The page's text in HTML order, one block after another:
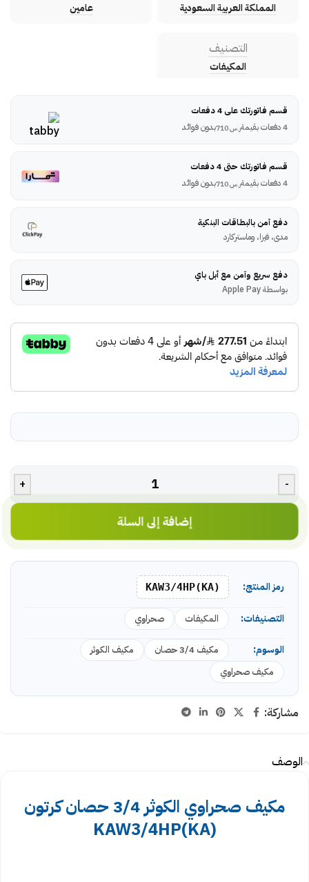
المملكة العربية السعودية عامين
التصنيف
المكيفات
قسم فاتورتك على 4 دفعات
4 دفعات بقيمة
ر.س بدون فوائد
قسم فاتورتك حتى 4 دفعات
4 دفعات بقيمة
ر.س بدون فوائد
دفع آمن بالبطاقات البنكية
مدى، فيزا، وماستركارد
دفع سريع وآمن مع أبل باي
بواسطة Apple Pay
-
+
إضافة إلى السلة
رمز المنتج: KAW3/4HP(KA)
التصنيفات: المكيفات صحراوي
الوسوم: مكيف 3/4 حصان
مكيف الكوثر
مكيف صحراوي
مشاركة:
الوصف
مكيف صحراوي الكوثر 3/4 حصان كرتون
KAW3/4HP(KA)